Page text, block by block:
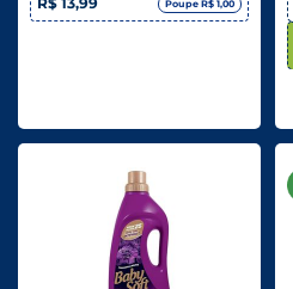
Poupe R$ 1,00